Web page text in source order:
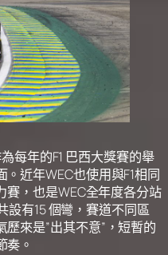
每年的F1 巴西大獎賽的舉
近年WEC也使用與F1相同
賽，也是WEC全年度各分站
設有15 個彎，賽道不同區
來是”出其不意”，短暫的
奏。